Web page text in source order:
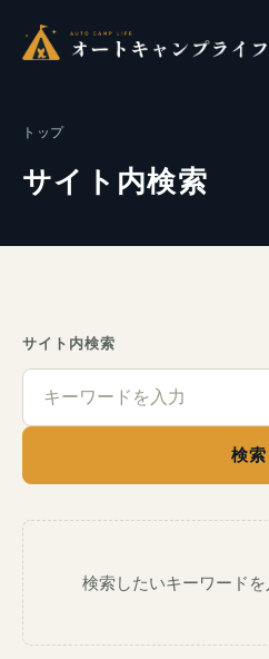
トップ
サイト内検索
サイト内検索
検索
検索したいキーワードを